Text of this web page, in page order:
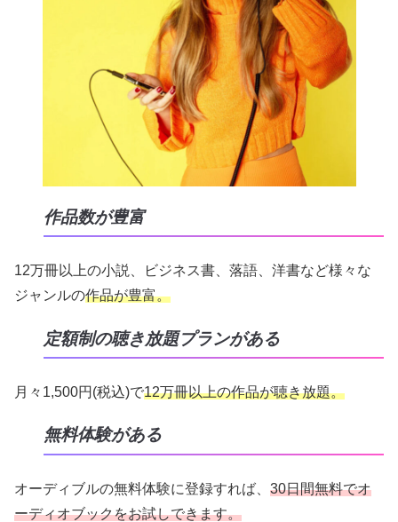
作品数が豊富
12万冊以上の小説、ビジネス書、落語、洋書など様々な
ジャンルの作品が豊富。
定額制の聴き放題プランがある
月々1,500円(税込)で12万冊以上の作品が聴き放題。
無料体験がある
オーディブルの無料体験に登録すれば、 30日間無料でオ
ーディオブックをお試しできます。